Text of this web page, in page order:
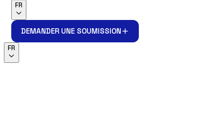
FR
DEMANDER UNE SOUMISSION
FR